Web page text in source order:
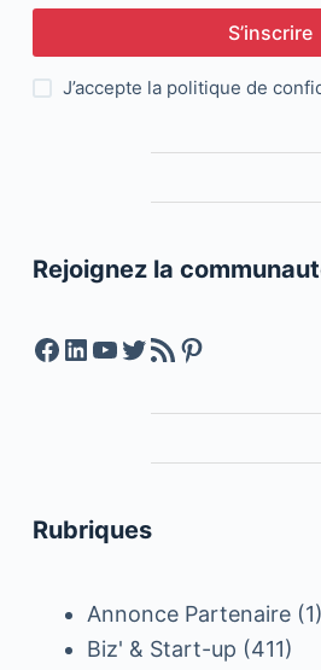
S’inscrire
J’accepte la politique de
Rejoignez la
Facebook
LinkedIn
YouTube
Twitter
Feed RSSPinterest
Rubriques
Annonce Partenaire(1)
Biz' & Start-up (411)